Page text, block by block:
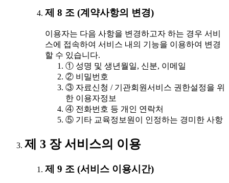
제 8 조 (계약사항의 변경)
이용자는 다음 사항을 변경하고자 하는 경우 서비
스에 접속하여 서비스 내의 기능을 이용하여 변경
할 수 있습니다.
① 성명 및 생년월일, 신분, 이메일
② 비밀번호
③ 자료신청 / 기관회원서비스 권한설정을 위
한 이용자정보
④ 전화번호 등 개인 연락처
⑤ 기타 교육정보원이 인정하는 경미한 사항
제 3 장 서비스의 이용
제 9 조 (서비스 이용시간)